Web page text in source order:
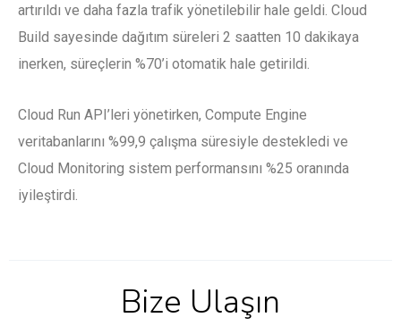
artırıldı ve daha fazla trafik yönetilebilir hale geldi. Cloud
Build sayesinde dağıtım süreleri 2 saatten 10 dakikaya
inerken, süreçlerin %70’i otomatik hale getirildi.
Cloud Run API’leri yönetirken, Compute Engine
veritabanlarını %99,9 çalışma süresiyle destekledi ve
Cloud Monitoring sistem performansını %25 oranında
iyileştirdi.
Bize Ulaşın